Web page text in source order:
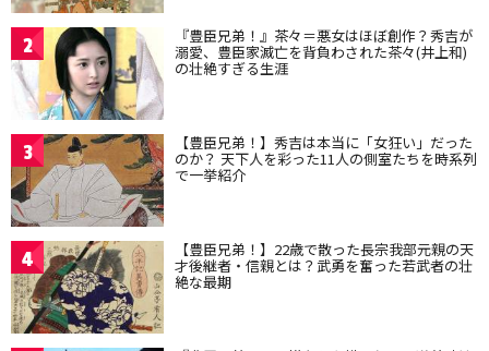
2 『豊臣兄弟！』茶々＝悪女はほぼ創作？秀吉が
溺愛、豊臣家滅亡を背負わされた茶々(井上和)
の壮絶すぎる生涯
3 【豊臣兄弟！】秀吉は本当に「女狂い」だった
のか？ 天下人を彩った11人の側室たちを時系列
で一挙紹介
4 【豊臣兄弟！】22歳で散った長宗我部元親の天
才後継者・信親とは？武勇を奮った若武者の壮
絶な最期